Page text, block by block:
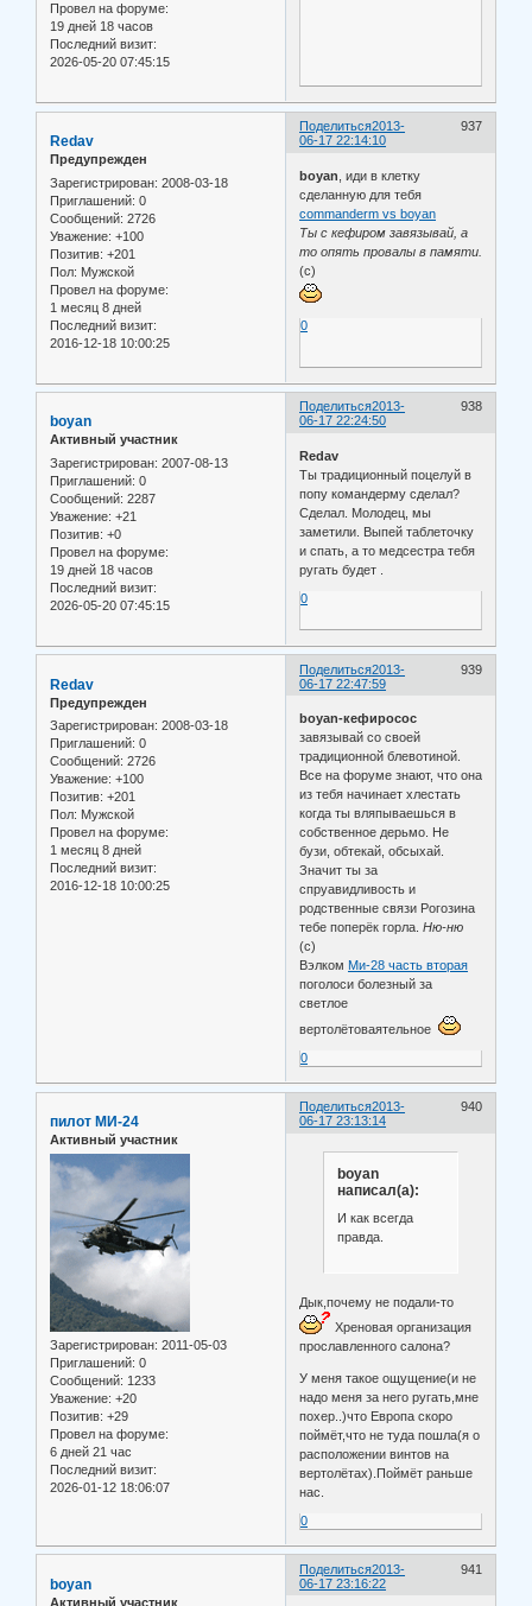
Провел на форуме:
19 дней 18 часов
Последний визит:
2026-05-20 07:45:15
Поделиться 937
2013-
06-17 22:14:10
Redav
Предупрежден
Зарегистрирован: 2008-03-18
Приглашений: 0
Сообщений: 2726
Уважение: +100
Позитив: +201
Пол: Мужской
Провел на форуме:
1 месяц 8 дней
Последний визит:
2016-12-18 10:00:25
boyan , иди в клетку
сделанную для тебя
commanderm vs boyan
Ты с кефиром завязывай, а
то опять провалы в памяти.
(с)
0
Поделиться 938
2013-
06-17 22:24:50
boyan
Активный участник
Зарегистрирован: 2007-08-13
Приглашений: 0
Сообщений: 2287
Уважение: +21
Позитив: +0
Провел на форуме:
19 дней 18 часов
Последний визит:
2026-05-20 07:45:15
Redav
Ты традиционный поцелуй в
попу командерму сделал?
Сделал. Молодец, мы
заметили. Выпей таблеточку
и спать, а то медсестра тебя
ругать будет .
0
Поделиться 939
2013-
06-17 22:47:59
Redav
Предупрежден
Зарегистрирован: 2008-03-18
Приглашений: 0
Сообщений: 2726
Уважение: +100
Позитив: +201
Пол: Мужской
Провел на форуме:
1 месяц 8 дней
Последний визит:
2016-12-18 10:00:25
boyan-кефиросос
завязывай со своей
традиционной блевотиной.
Все на форуме знают, что она
из тебя начинает хлестать
когда ты вляпываешься в
собственное дерьмо. Не
бузи, обтекай, обсыхай.
Значит ты за
спруавидливость и
родственные связи Рогозина
тебе поперёк горла.Ню-ню
(с)
Вэлком Ми-28 часть вторая
поголоси болезный за
светлое
вертолётоваятельное
0
Поделиться 940
2013-
06-17 23:13:14
пилот МИ-24
Активный участник
Зарегистрирован: 2011-05-03
Приглашений: 0
Сообщений: 1233
Уважение: +20
Позитив: +29
Провел на форуме:
6 дней 21 час
Последний визит:
2026-01-12 18:06:07
boyan
написал(а):
И как всегда
правда.
Дык,почему не подали-то
Хреновая организация
прославленного салона?
У меня такое ощущение(и не
надо меня за него ругать,мне
похер..)что Европа скоро
поймёт,что не туда пошла(я о
расположении винтов на
вертолётах).Поймёт раньше
нас.
0
Поделиться 941
2013-
06-17 23:16:22
boyan
Активный участник